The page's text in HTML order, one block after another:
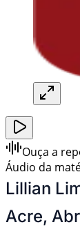
Ouça a
Áudio da
Lillian
Acre,